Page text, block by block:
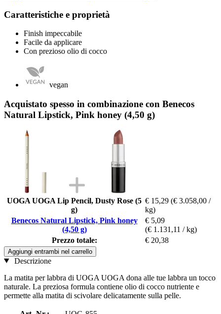
Caratteristiche e proprietà
Finish impeccabile
Facile da applicare
Con prezioso olio di cocco
vegan
Acquistato spesso in combinazione con Benecos
Natural Lipstick, Pink honey (4,50 g)
UOGA UOGA Lip Pencil, Dusty Rose (5
g)
€ 15,29 (€ 3.058,00 /
kg)
Benecos Natural Lipstick, Pink honey
(4,50 g)
€ 5,09
(€ 1.131,11 / kg)
Prezzo totale:
€ 20,38
Aggiungi entrambi nel carrello
Descrizione
La matita per labbra di UOGA UOGA dona alle tue labbra un tocco
naturale. La preziosa formula contiene olio di cocco nutriente e
permette alla matita di scivolare delicatamente sulla pelle.